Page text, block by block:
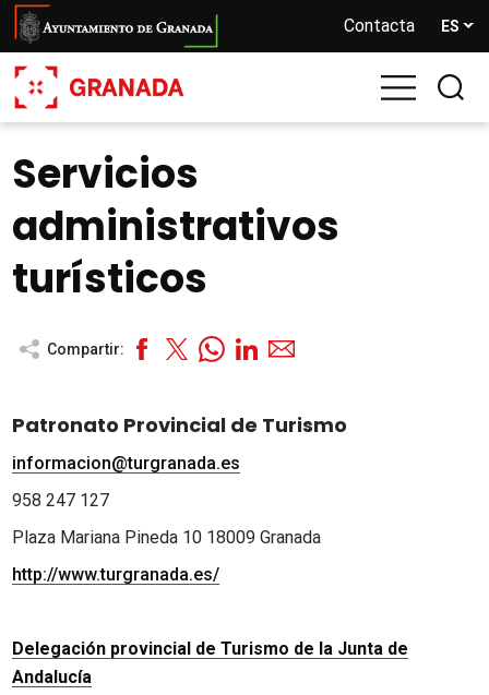
Pasar
contenido
principal
Contacta ES
Servicios
administrativos
turísticos
Compartir:
Patronato Provincial de Turismo
informacion@turgranada.es
958 247 127
Plaza Mariana Pineda 10 18009 Granada
http://www.turgranada.es/
Delegación provincial de Turismo de la Junta de
Andalucía